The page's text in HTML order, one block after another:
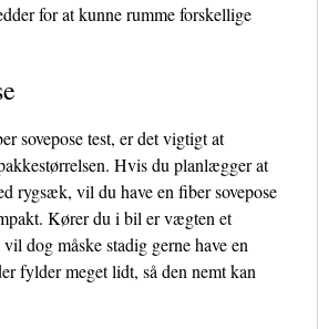
for at kunne rumme forskellige
sovepose test, er det vigtigt at
Hvis du planlægger at
rygsæk, vil du have en fiber sovepose
Kører du i bil er vægten et
dog måske stadig gerne have en
fylder meget lidt, så den nemt kan